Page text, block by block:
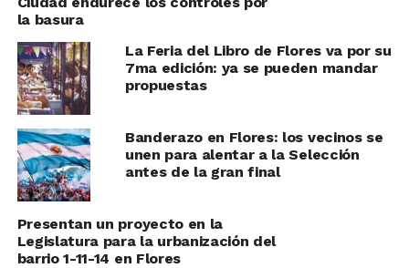
la basura
La Feria del Libro de Flores va por su
7ma edición: ya se pueden mandar
propuestas
Banderazo en Flores: los vecinos se
unen para alentar a la Selección
antes de la gran final
Presentan un proyecto en la
Legislatura para la urbanización del
barrio 1-11-14 en Flores